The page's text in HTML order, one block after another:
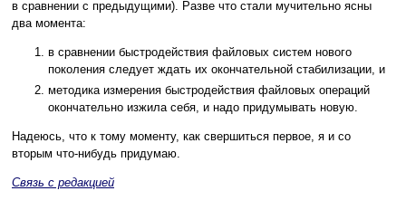
в сравнении с предыдущими). Разве что стали мучительно ясны
два момента:
в сравнении быстродействия файловых систем нового
поколения следует ждать их окончательной стабилизации, и
методика измерения быстродействия файловых операций
окончательно изжила себя, и надо придумывать новую.
Надеюсь, что к тому моменту, как свершиться первое, я и со
вторым что-нибудь придумаю.
Связь с редакцией